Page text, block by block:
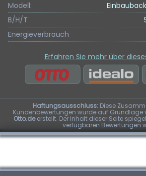
Modell:
B/H/T
Energieverbrauch
Erfahren Sie mehr über
Haftungsausschluss:Diese
Kundenbewertungen wurde auf Grundlage
Otto.deerstellt. Der Inhalt dieser Seite
verfügbaren Bewertungen